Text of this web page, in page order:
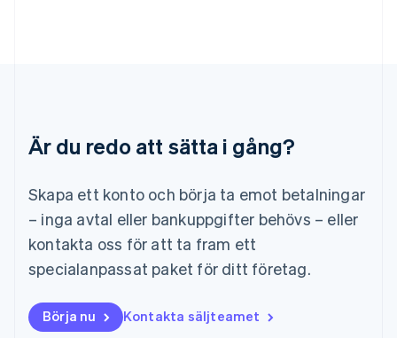
Är du redo att sätta i gång?
Skapa ett konto och börja ta emot betalningar
– inga avtal eller bankuppgifter behövs – eller
kontakta oss för att ta fram ett
specialanpassat paket för ditt företag.
Börja nu Kontakta säljteamet
FrançaisDeutschEnglish
Malta
English
Mexiko
Español English
Nederländerna
Norge
English